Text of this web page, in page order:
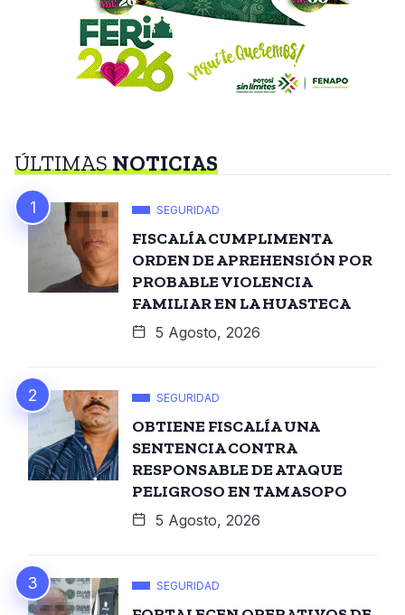
ÚLTIMASNOTICIAS
SEGURIDAD
FISCALÍA CUMPLIMENTA
ORDEN DE APREHENSIÓN POR
PROBABLE VIOLENCIA
FAMILIAR EN LA HUASTECA
5 Agosto, 2026
SEGURIDAD
OBTIENE FISCALÍA UNA
SENTENCIA CONTRA
RESPONSABLE DE ATAQUE
PELIGROSO EN TAMASOPO
5 Agosto, 2026
SEGURIDAD